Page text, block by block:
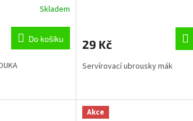
Skladem
Do košíku 29 Kč
Servírovací ubrousky mák
Akce